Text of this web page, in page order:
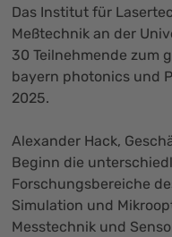
Das Institut für
Meßtechnik an der
30 Teilnehmende zum
bayern photonics und
2025.
Alexander Hack,
Beginn die
Forschungsbereiche
Simulation und
Messtechnik und